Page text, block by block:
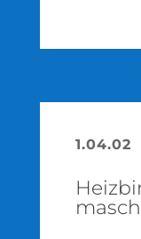
1.04.02